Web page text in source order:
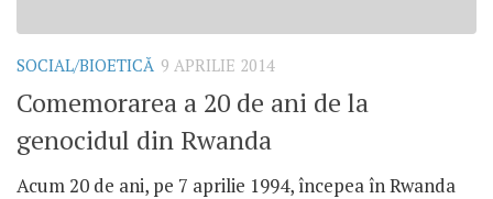
SOCIAL/BIOETICĂ 9 APRILIE 2014
Comemorarea a 20 de ani de la
genocidul din Rwanda
Acum 20 de ani, pe 7 aprilie 1994, începea în Rwanda